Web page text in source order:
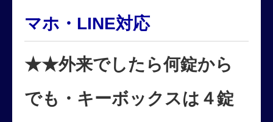
マホ・LINE対応
★★外来でしたら何錠から
でも・キーボックスは４錠